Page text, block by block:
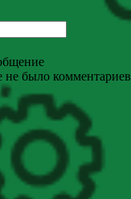
не было комментариев